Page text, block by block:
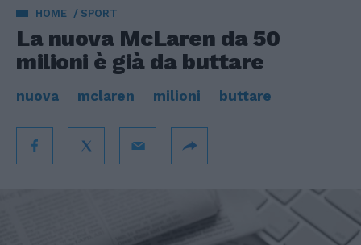
HOME SPORT
La nuova McLaren da 50
milioni è già da buttare
nuova mclaren milioni buttare